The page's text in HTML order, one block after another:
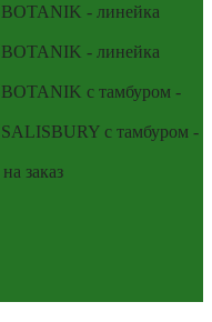
- линейка
- линейка
с тамбуром -
с тамбуром -
заказ